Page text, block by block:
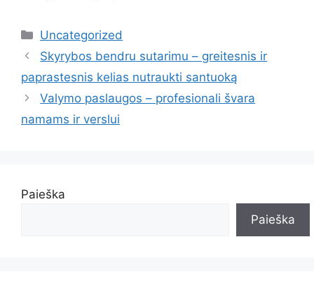
Kategorijos
Uncategorized
Skyrybos bendru sutarimu – greitesnis ir
paprastesnis kelias nutraukti santuoką
Valymo paslaugos – profesionali švara
namams ir verslui
Paieška
Paieška